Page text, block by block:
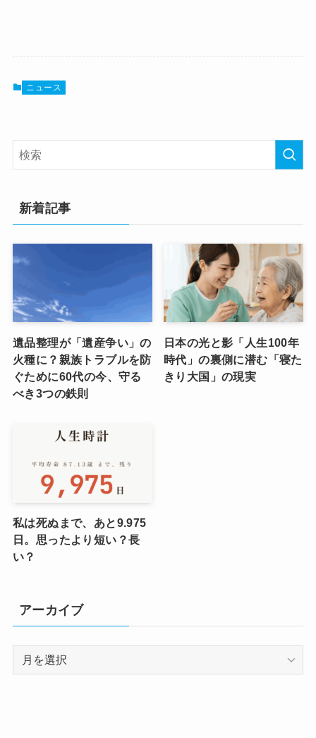
ニュース
新着記事
遺品整理が「遺産争い」の
火種に？親族トラブルを防
ぐために60代の今、守る
べき3つの鉄則
日本の光と影「人生100年
時代」の裏側に潜む「寝た
きり大国」の現実
私は死ぬまで、あと9.975
日。思ったより短い？長
い？
アーカイブ